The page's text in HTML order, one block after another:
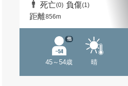
死亡(0) 負傷(1)
距離856m
45～54歳
他
晴